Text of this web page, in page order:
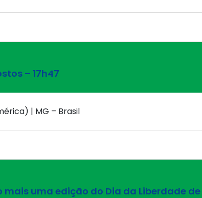
– 17h47
| MG – Brasil
mais uma edição do Dia da Liberdade